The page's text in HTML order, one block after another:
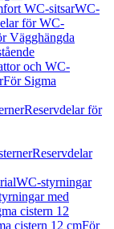
WC-sitsarWC-
för WC-
Vägghängda
och WC-
För Sigma
Reservdelar för
Reservdelar
WC-styrningar
med
cistern 12
cistern 12 cmFör